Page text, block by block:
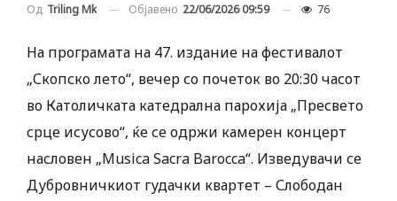
Од Triling Mk Објавено 22/06/2026 09:59 76
На програмата на 47. издание на фестивалот
„Скопско лето“, вечер со почеток во 20:30 часот
во Католичката катедрална парохија „Пресвето
срце исусово“, ќе се одржи камерен концерт
насловен „Musica Sacra Barocca“. Изведувачи се
Дубровничкиот гудачки квартет – Слободан